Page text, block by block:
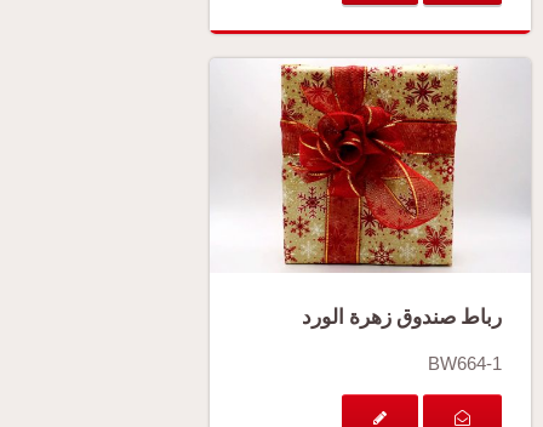
رباط صندوق زهرة الورد
BW664-1